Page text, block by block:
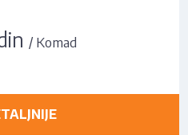
/ Komad